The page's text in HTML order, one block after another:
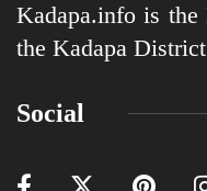
Kadapa.info is the
the Kadapa District
Social